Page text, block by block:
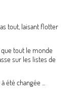
tout, laisant flotter
que tout le monde
sur les listes de
été changée ...